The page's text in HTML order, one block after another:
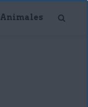
Animales